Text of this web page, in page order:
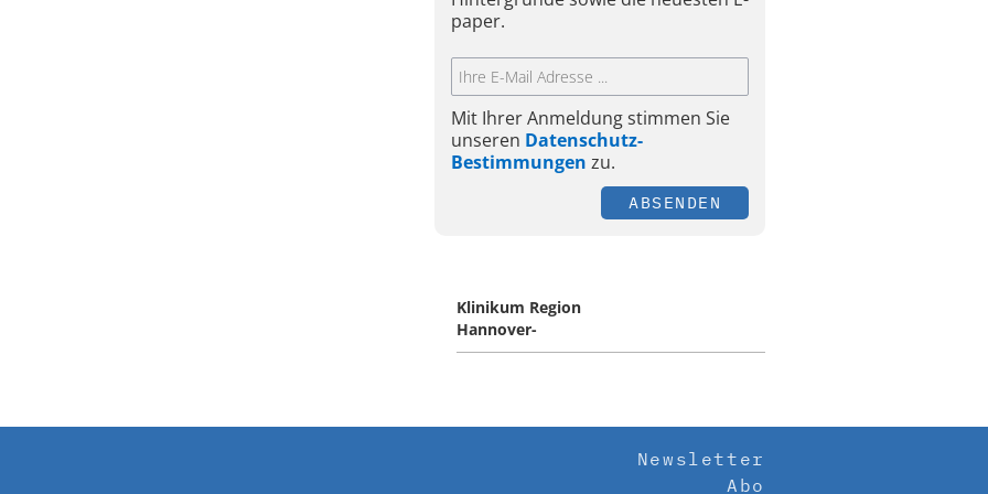
paper.
Mit Ihrer Anmeldung stimmen Sie
unseren Datenschutz-
Bestimmungen zu.
ABSENDEN
Klinikum Region
Hannover-
Newsletter
Abo